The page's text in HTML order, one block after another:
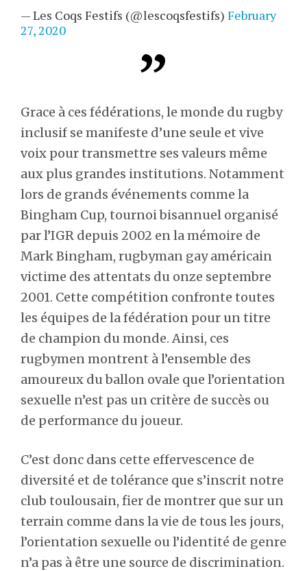
— Les Coqs Festifs (@lescoqsfestifs) February
27, 2020
Grace à ces fédérations, le monde du rugby
inclusif se manifeste d’une seule et vive
voix pour transmettre ses valeurs même
aux plus grandes institutions. Notamment
lors de grands événements comme la
Bingham Cup, tournoi bisannuel organisé
par l’IGR depuis 2002 en la mémoire de
Mark Bingham, rugbyman gay américain
victime des attentats du onze septembre
2001. Cette compétition confronte toutes
les équipes de la fédération pour un titre
de champion du monde. Ainsi, ces
rugbymen montrent à l’ensemble des
amoureux du ballon ovale que l’orientation
sexuelle n’est pas un critère de succès ou
de performance du joueur.
C’est donc dans cette effervescence de
diversité et de tolérance que s’inscrit notre
club toulousain, fier de montrer que sur un
terrain comme dans la vie de tous les jours,
l’orientation sexuelle ou l’identité de genre
n’a pas à être une source de discrimination.